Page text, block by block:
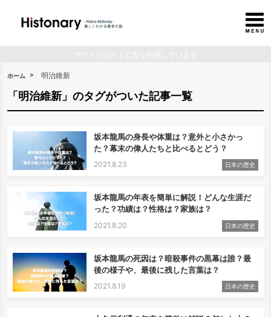
ホーム 明治維新
「明治維新」のタグがついた記事一覧
坂本龍馬の身長や体重は？意外と小さかっ
た？幕末の偉人たちと比べるとどう？
2021.8.23 日本の歴史
坂本龍馬の年表を簡単に解説！どんな生涯だ
った？功績は？性格は？家族は？
2021.8.20 日本の歴史
坂本龍馬の死因は？暗殺事件の黒幕は誰？最
後の様子や、最後に残した言葉は？
2021.8.19 日本の歴史